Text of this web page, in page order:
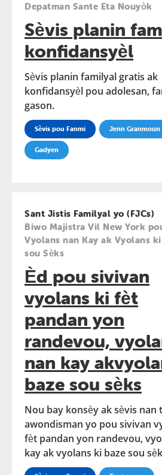
Depatman Sante Eta Nouyòk
Sèvis planin
konfidansyèl
Sèvis planin familyal gratis ak
konfidansyèl pou adolesan,
gason.
Sèvis pou Fanmi Jenn Granmoun
Gadyen
Sant Jistis Familyal yo (FJCs)
Biwo Majistra Vil New York
Vyolans nan Kay ak Vyolans
sou Sèks
Èd pou sivivan
vyolans ki fèt
pandan yon
randevou,
nan kay
baze sou sèks
Nou bay konsèy ak sèvis nan
awondisman yo pou sivivan
fèt pandan yon randevou,
kay ak vyolans ki baze sou